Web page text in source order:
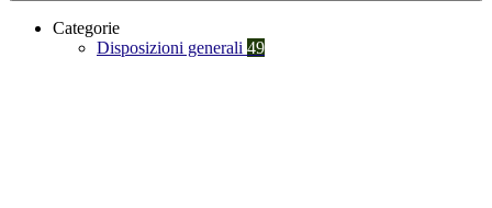
Categorie
Disposizioni generali 49